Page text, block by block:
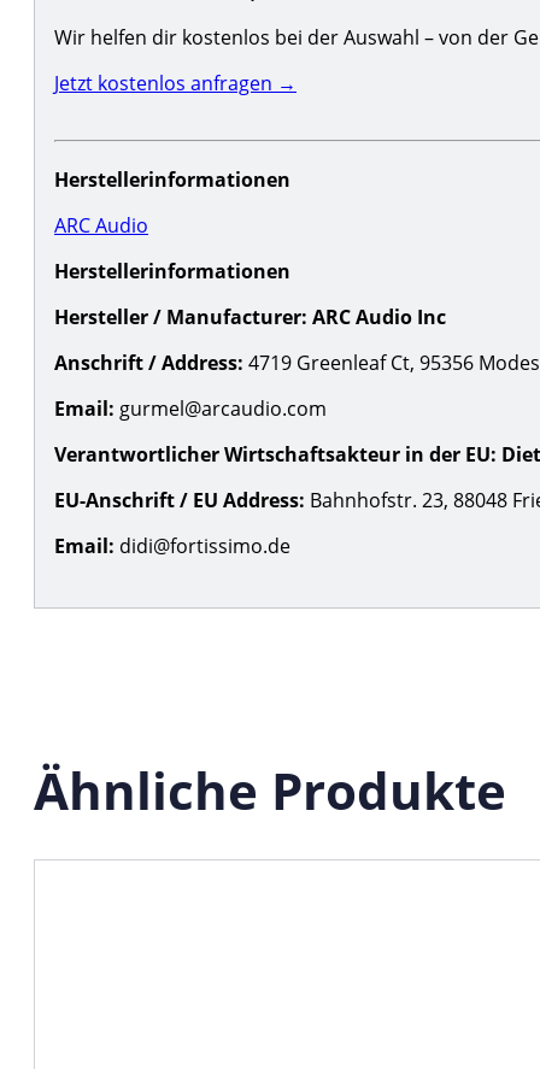
Wir helfen dir kostenlos bei der Auswahl – von der
Jetzt kostenlos anfragen →
Herstellerinformationen
ARC Audio
Herstellerinformationen
Hersteller / Manufacturer: ARC Audio Inc
Anschrift / Address: 4719 Greenleaf Ct, 95356
Email: gurmel@arcaudio.com
Verantwortlicher Wirtschaftsakteur in der EU:
EU-Anschrift / EU Address: Bahnhofstr. 23, 88048
Email: didi@fortissimo.de
Ähnliche Produkte